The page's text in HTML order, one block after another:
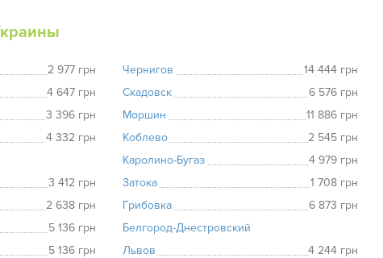
2 977 грн Чернигов 14 444 грн
4 647 грн Скадовск 6 576 грн
3 396 грн Моршин 11 886 грн
4 332 грн Коблево 2 545 грн
Каролино-Бугаз 4 979 грн
3 412 грн Затока 1 708 грн
2 638 грн Грибовка 6 873 грн
5 136 грн Белгород-Днестровский
5 136 грн Львов 4 244 грн